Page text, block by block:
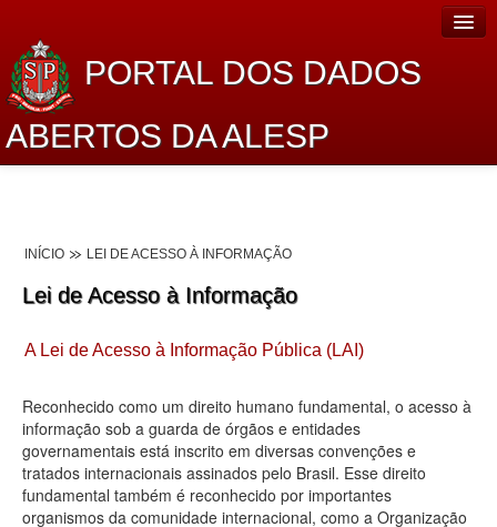
PORTAL DOS DADOS
ABERTOS DA ALESP
Lei de Acesso à Informação
Dados Governamentais Abertos
Planejamento
Catálogo de dados
Processo Legislativo
INÍCIO LEI DE ACESSO À INFORMAÇÃO
Lei de Acesso à Informação
A Lei de Acesso à Informação Pública (LAI)
Reconhecido como um direito humano fundamental, o acesso à
informação sob a guarda de órgãos e entidades
governamentais está inscrito em diversas convenções e
tratados internacionais assinados pelo Brasil. Esse direito
fundamental também é reconhecido por importantes
organismos da comunidade internacional, como a Organização